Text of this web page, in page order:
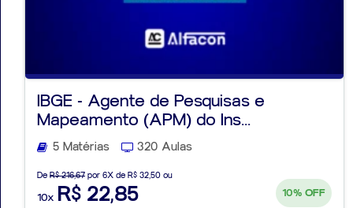
Aprovados
Aulas
IBGE - Agente de Pesquisas e
Mapeamento (APM) do Ins...
5 Matérias 320 Aulas
De R$ 216,67 por 6X de R$ 32,50 ou
10x R$ 22,85 10% OFF